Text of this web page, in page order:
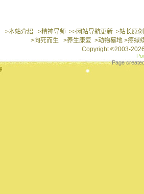
>本站介绍 >精神导师 >>网站导航更新 >站长原创
>向死而生
>养生康复 >动物墓地 >疼绿
Copyright©2003-
Page